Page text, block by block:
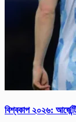
বিশ্ব‌কাপ ২০২৬: